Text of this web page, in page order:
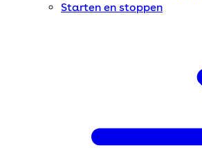
Starten en stoppen